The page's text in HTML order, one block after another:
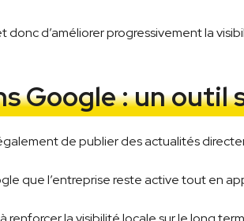
d’améliorer progressivement la
Google : un outil
de publier des actualités
que l’entreprise reste active tout en